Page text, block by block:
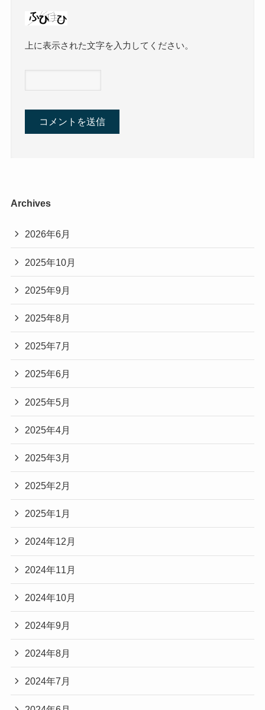
上に表示された文字を入力してください。
Archives
2026年6月
2025年10月
2025年9月
2025年8月
2025年7月
2025年6月
2025年5月
2025年4月
2025年3月
2025年2月
2025年1月
2024年12月
2024年11月
2024年10月
2024年9月
2024年8月
2024年7月